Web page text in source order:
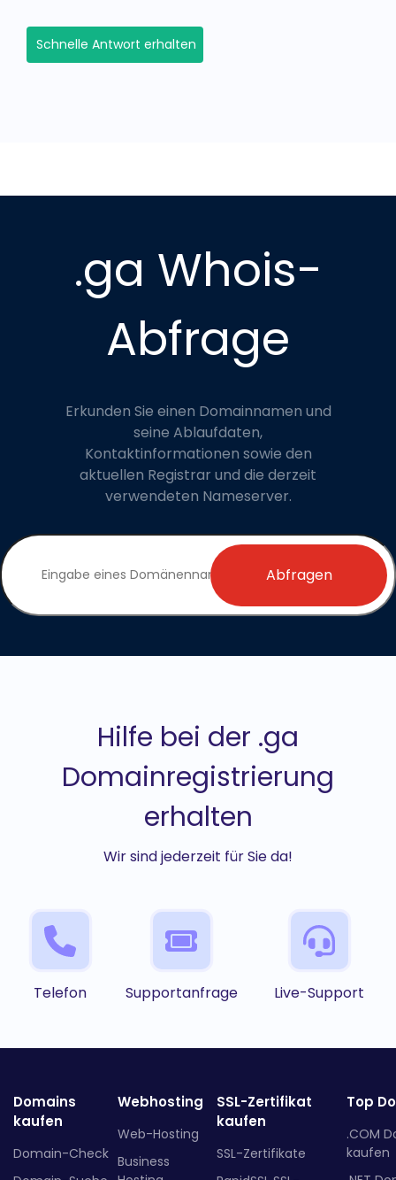
Schnelle Antwort erhalten
.ga Whois-
Abfrage
Erkunden Sie einen Domainnamen und
seine Ablaufdaten,
Kontaktinformationen sowie den
aktuellen Registrar und die derzeit
verwendeten Nameserver.
Abfragen
Hilfe bei der .ga
Domainregistrierung
erhalten
Wir sind jederzeit für Sie da!
Telefon Supportanfrage Live-Support
Domains
kaufen
Domain-Check
Webhosting
Web-Hosting
Business
SSL-Zertifikat
kaufen
SSL-Zertifikate
Top
.COM
kaufen